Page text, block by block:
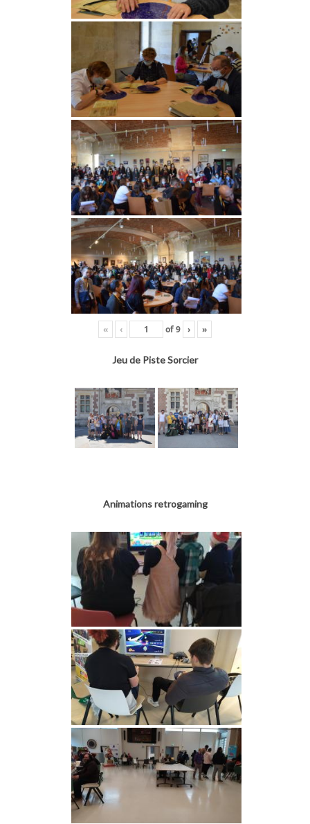
« ‹ of9 › »
Jeu de Piste Sorcier
Animations retrogaming